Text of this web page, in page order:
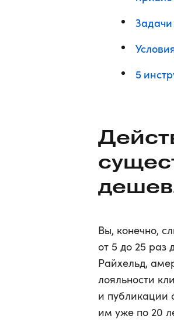
5
Вы, конечно,
от 5 до 25
Райхельд,
лояльности
и публикации
им уже по 20